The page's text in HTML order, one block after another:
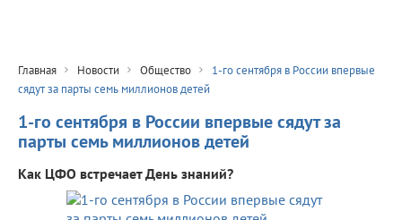
Главная Новости Общество
1-го сентября в России впервые
сядут за парты семь миллионов детей
1-го сентября в России впервые сядут за
парты семь миллионов детей
Как ЦФО встречает День знаний?